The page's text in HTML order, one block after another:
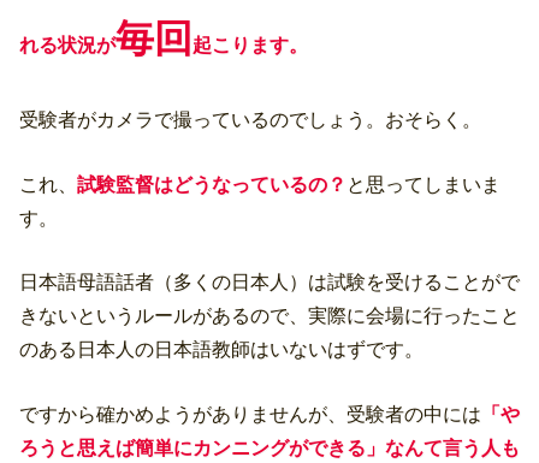
れる状況が毎回 起こります。
受験者がカメラで撮っているのでしょう。おそらく。
これ、 試験監督はどうなっているの？ と思ってしまいま
す。
日本語母語話者（多くの日本人）は試験を受けることがで
きないというルールがあるので、実際に会場に行ったこと
のある日本人の日本語教師はいないはずです。
ですから確かめようがありませんが、受験者の中には 「や
ろうと思えば簡単にカンニングができる」なんて言う人も